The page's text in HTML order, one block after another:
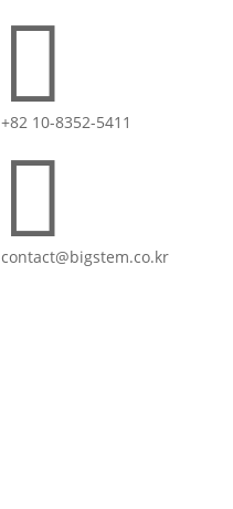

+82 10-8352-5411

contact@bigstem.co.kr